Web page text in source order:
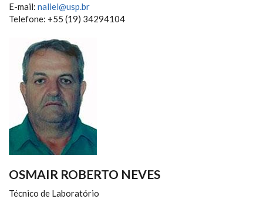
E-mail: naliel@usp.br
Telefone: +55 (19) 34294104
OSMAIR ROBERTO NEVES
Técnico de Laboratório